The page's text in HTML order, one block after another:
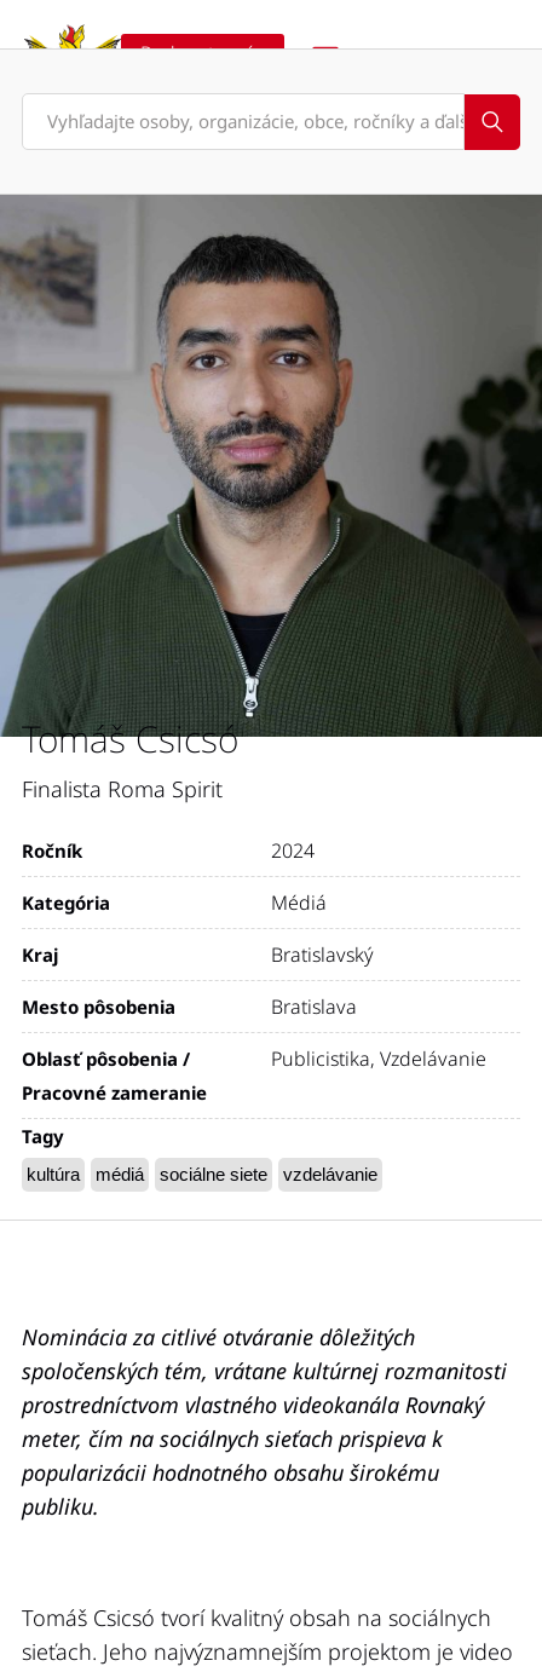
Podporte nás
Tomáš Csicsó
Finalista Roma Spirit
Ročník 2024
Kategória Médiá
Kraj Bratislavský
Mesto pôsobenia Bratislava
Oblasť pôsobenia /
Pracovné zameranie
Publicistika, Vzdelávanie
Tagy
kultúra médiá sociálne siete vzdelávanie
Nominácia za citlivé otváranie dôležitých
spoločenských tém, vrátane kultúrnej rozmanitosti
prostredníctvom vlastného videokanála Rovnaký
meter, čím na sociálnych sieťach prispieva k
popularizácii hodnotného obsahu širokému
publiku.
Tomáš Csicsó tvorí kvalitný obsah na sociálnych
sieťach. Jeho najvýznamnejším projektom je video